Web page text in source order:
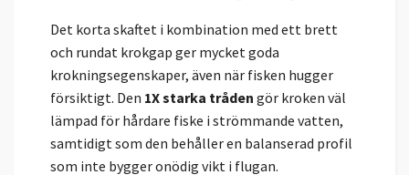
Det korta skaftet i kombination med ett brett
och rundat krokgap ger mycket goda
krokningsegenskaper, även när fisken hugger
försiktigt. Den 1X starka tråden gör kroken väl
lämpad för hårdare fiske i strömmande vatten,
samtidigt som den behåller en balanserad profil
som inte bygger onödig vikt i flugan.